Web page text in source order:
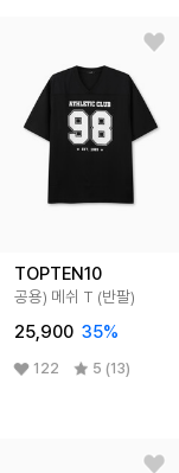
TOPTEN10
공용) 메쉬 T (반팔)
25,900 35%
122 5 (13)